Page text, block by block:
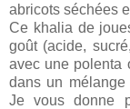
abricots séchées
Ce khalia de
goût (acide,
avec une polenta
dans un mélange
Je vous donne